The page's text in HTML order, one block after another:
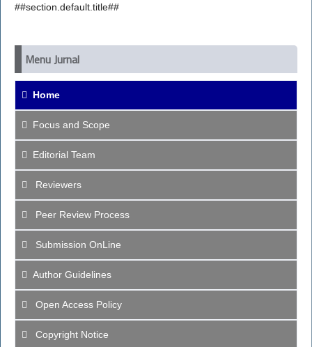
##section.default.title##
Menu Jurnal
Home
Focus and Scope
Editorial Team
Reviewers
Peer Review Process
Submission OnLine
Author Guidelines
Open Access Policy
Copyright Notice